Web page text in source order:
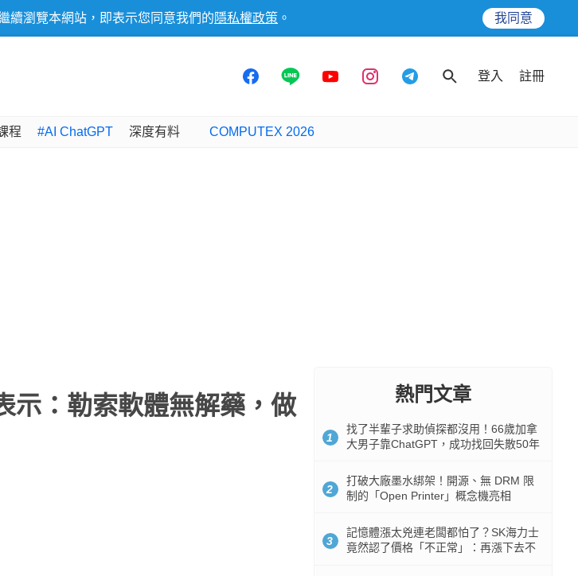
續瀏覽本網站，即表示您同意我們的 隱私權政策 。 我同意
登入 註冊
程 #AI ChatGPT 深度有料 COMPUTEX 2026
示：勒索軟體無解藥，做
熱門文章
1
找了半輩子求助偵探都沒用！66歲加拿
大男子靠ChatGPT，成功找回失散50年
2
打破大廠墨水綁架！開源、無 DRM 限
制的「Open Printer」概念機亮相
3
記憶體漲太兇連老闆都怕了？SK海力士
竟然認了價格「不正常」：再漲下去不